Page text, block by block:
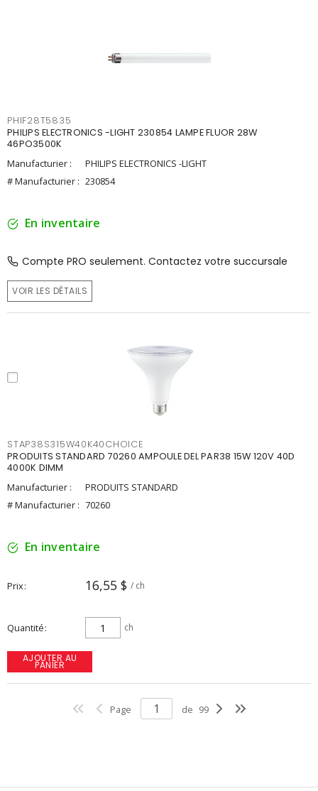
PHIF28T5835
PHILIPS ELECTRONICS -LIGHT 230854 LAMPE FLUOR 28W
46PO3500K
Manufacturier :
PHILIPS ELECTRONICS -LIGHT
# Manufacturier : 230854
En inventaire
Compte PRO seulement. Contactez votre succursale
VOIR LES DÉTAILS
STAP38S315W40K40CHOICE
PRODUITS STANDARD 70260 AMPOULE DEL PAR38 15W 120V 40D
4000K DIMM
Manufacturier :
PRODUITS STANDARD
# Manufacturier : 70260
En inventaire
Prix 16,55 $ / ch
Quantité ch
AJOUTER AU
PANIER
Page de 99